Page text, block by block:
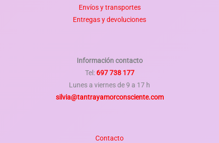
Envíos y transportes
Entregas y devoluciones
Información contacto
Tel:697 738 177
Lunes a viernes de 9 a 17 h
silvia@tantrayamorconsciente.com
Contacto